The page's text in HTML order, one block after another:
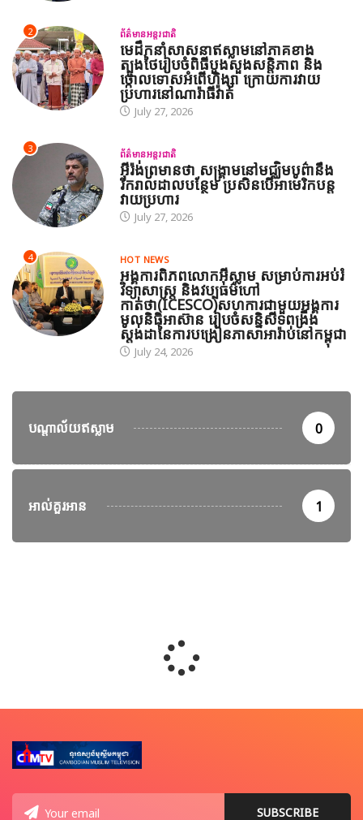
2 ព័ត៌មានអន្តរជាតិ
មេដឹកនាំសាសនាឥស្លាមនៅភាគខាង
ត្បូងថៃរៀបចំពិធីបួងសួងសន្តិភាព និង
ថ្កោលទោសអំពើហិង្សា ក្រោយការវាយ
ប្រហារនៅណារ៉ាធីវ៉ាត់
July 27, 2026
3 ព័ត៌មានអន្តរជាតិ
អ៊ីរ៉ង់ព្រមានថា សង្គ្រាមនៅមជ្ឈិមបូព៌ានឹង
រីករាលដាលបន្ថែម ប្រសិនបើអាមេរិកបន្ត
វាយប្រហារ
July 27, 2026
4 HOT NEWS
អង្គការពិភពលោកអ៊ីស្លាម សម្រាប់ការអប់រំ
វិទ្យាសាស្ត្រ និងវប្បធម៌ហៅ
កាត់ថា(ICESCO)សហការជាមួយអង្គការ
មូលនិធិអាស៊ាន រៀបចំសន្និសីទពង្រឹង
ស្តង់ដានៃការបង្រៀនភាសាអារ៉ាប់នៅកម្ពុជា
July 24, 2026
បណ្តាល័យឥស្លាម 0
អាល់គួរអាន 1